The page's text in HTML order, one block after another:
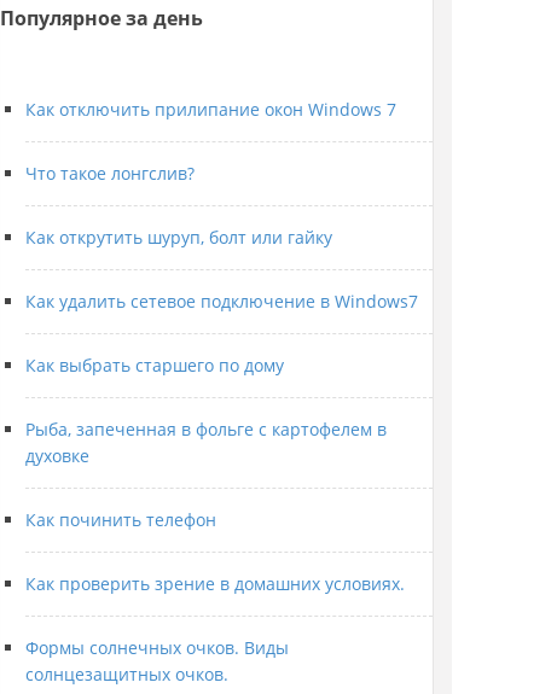
Популярное за день
Как отключить прилипание окон Windows 7
Что такое лонгслив?
Как открутить шуруп, болт или гайку
Как удалить сетевое подключение в Windows7
Как выбрать старшего по дому
Рыба, запеченная в фольге с картофелем в
духовке
Как починить телефон
Как проверить зрение в домашних условиях.
Формы солнечных очков. Виды
солнцезащитных очков.